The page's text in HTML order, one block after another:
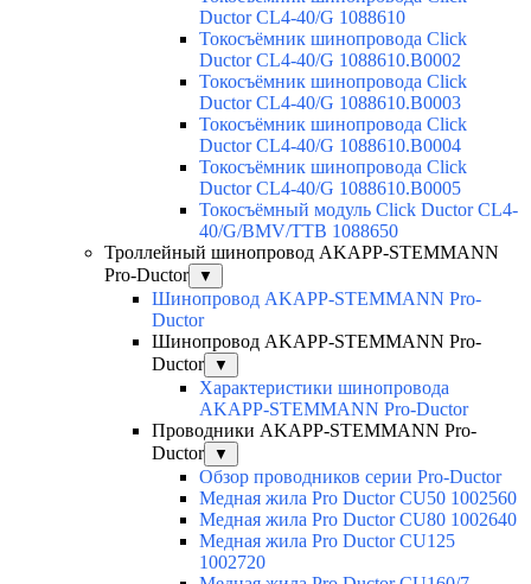
Ductor CL4-40/G 1088610
Токосъёмник шинопровода Click
Ductor CL4-40/G 1088610.B0002
Токосъёмник шинопровода Click
Ductor CL4-40/G 1088610.B0003
Токосъёмник шинопровода Click
Ductor CL4-40/G 1088610.B0004
Токосъёмник шинопровода Click
Ductor CL4-40/G 1088610.B0005
Токосъёмный модуль Click Ductor CL4-
40/G/BMV/TTB 1088650
Троллейный шинопровод AKAPP-STEMMANN
Pro-Ductor
▼
Шинопровод AKAPP-STEMMANN Pro-
Ductor
Шинопровод AKAPP-STEMMANN Pro-
Ductor
▼
Характеристики шинопровода
AKAPP-STEMMANN Pro-Ductor
Проводники AKAPP-STEMMANN Pro-
Ductor
▼
Обзор проводников серии Pro-Ductor
Медная жила Pro Ductor CU50 1002560
Медная жила Pro Ductor CU80 1002640
Медная жила Pro Ductor CU125
1002720